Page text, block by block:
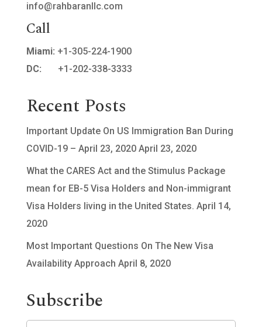
info@rahbaranllc.com
Call
Miami: +1-305-224-1900
DC:
+1-202-338-3333
Recent Posts
Important Update On US Immigration Ban During
COVID-19 – April 23, 2020 April 23, 2020
What the CARES Act and the Stimulus Package
mean for EB-5 Visa Holders and Non-immigrant
Visa Holders living in the United States. April 14,
2020
Most Important Questions On The New Visa
Availability Approach April 8, 2020
Subscribe